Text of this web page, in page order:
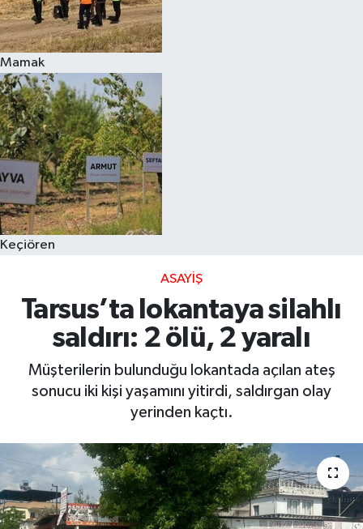
Mamak
Keçiören
ASAYIŞ
Tarsus’ta lokantaya silahlı
saldırı: 2 ölü, 2 yaralı
Müşterilerin bulunduğu lokantada açılan ateş
sonucu iki kişi yaşamını yitirdi, saldırgan olay
yerinden kaçtı.